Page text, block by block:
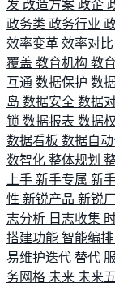
发 改造方案 政企
政务类 政务行业
效率变革 效率对比
覆盖 教育机构 教
互通 数据保护 数
岛 数据安全 数据
锁 数据报表 数据
数据看板 数据自
数智化 整体规划
上手 新手专属 新
性 新锐产品 新锐
志分析 日志收集
搭建功能 智能编排
易维护迭代 替代
务网格 未来 未来